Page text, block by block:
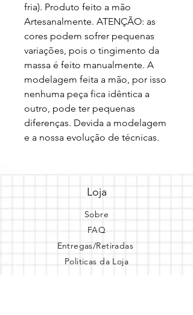
fria). Produto feito a mão
Artesanalmente. ATENÇÃO: as
cores podem sofrer pequenas
variações, pois o tingimento da
massa é feito manualmente. A
modelagem feita a mão, por isso
nenhuma peça fica idêntica a
outro, pode ter pequenas
diferenças. Devida a modelagem
e a nossa evolução de técnicas.
Loja
Sobre
FAQ
Entregas/Retiradas
Politicas da Loja